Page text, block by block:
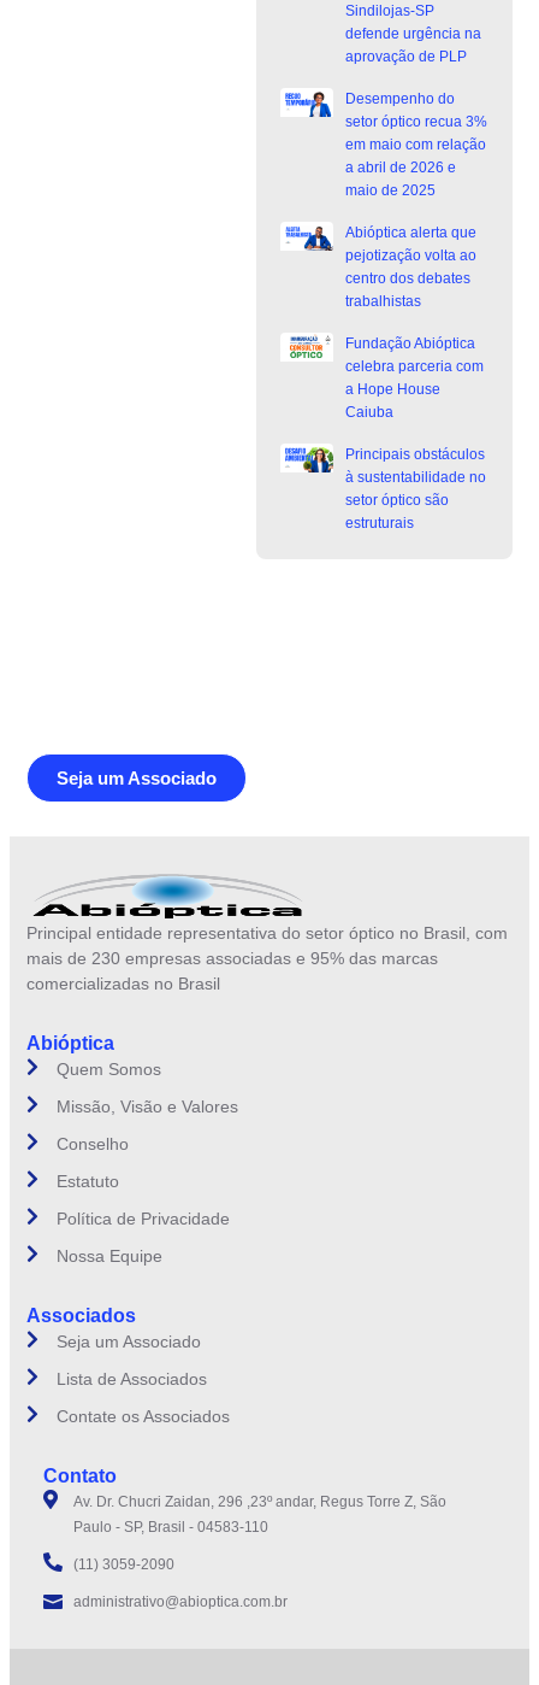
Sindilojas-SP
defende urgência na
aprovação de PLP
Desempenho do
setor óptico recua 3%
em maio com relação
a abril de 2026 e
maio de 2025
Abióptica alerta que
pejotização volta ao
centro dos debates
trabalhistas
Fundação Abióptica
celebra parceria com
a Hope House
Caiuba
Principais obstáculos
à sustentabilidade no
setor óptico são
estruturais
Seja um Associado
Principal entidade representativa do setor óptico no Brasil, com
mais de 230 empresas associadas e 95% das marcas
comercializadas no Brasil
Abióptica
Quem Somos
Missão, Visão e Valores
Conselho
Estatuto
Política de Privacidade
Nossa Equipe
Associados
Seja um Associado
Lista de Associados
Contate os Associados
Contato
Av. Dr. Chucri Zaidan, 296 ,23º andar, Regus Torre Z, São
Paulo - SP, Brasil - 04583-110
(11) 3059-2090
administrativo@abioptica.com.br